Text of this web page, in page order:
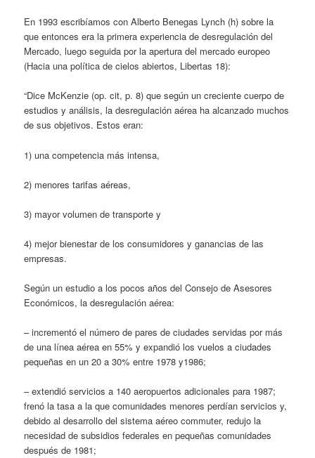
En 1993 escribíamos con Alberto Benegas Lynch (h) sobre la
que entonces era la primera experiencia de desregulación del
Mercado, luego seguida por la apertura del mercado europeo
(Hacia una política de cielos abiertos, Libertas 18):
“Dice McKenzie (op. cit, p. 8) que según un creciente cuerpo de
estudios y análisis, la desregulación aérea ha alcanzado muchos
de sus objetivos. Estos eran:
1) una competencia más intensa,
2) menores tarifas aéreas,
3) mayor volumen de transporte y
4) mejor bienestar de los consumidores y ganancias de las
empresas.
Según un estudio a los pocos años del Consejo de Asesores
Económicos, la desregulación aérea:
– incrementó el número de pares de ciudades servidas por más
de una línea aérea en 55% y expandió los vuelos a ciudades
pequeñas en un 20 a 30% entre 1978 y1986;
– extendió servicios a 140 aeropuertos adicionales para 1987;
frenó la tasa a la que comunidades menores perdían servicios y,
debido al desarrollo del sistema aéreo commuter, redujo la
necesidad de subsidios federales en pequeñas comunidades
después de 1981;